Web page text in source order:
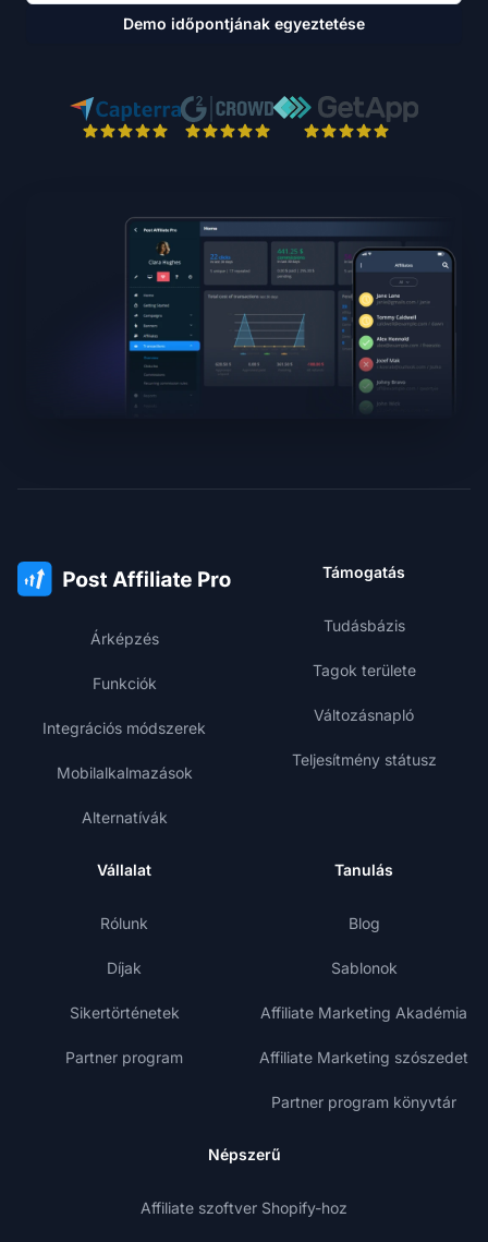
Demo időpontjának egyeztetése
Árképzés
Funkciók
Integrációs módszerek
Mobilalkalmazások
Alternatívák
Támogatás
Tudásbázis
Tagok területe
Változásnapló
Teljesítmény státusz
Vállalat
Rólunk
Díjak
Sikertörténetek
Partner program
Tanulás
Blog
Sablonok
Affiliate Marketing Akadémia
Affiliate Marketing szószedet
Partner program könyvtár
Népszerű
Affiliate szoftver Shopify-hoz